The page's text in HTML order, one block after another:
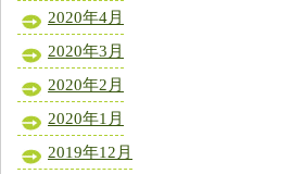
2020年4月
2020年3月
2020年2月
2020年1月
2019年12月